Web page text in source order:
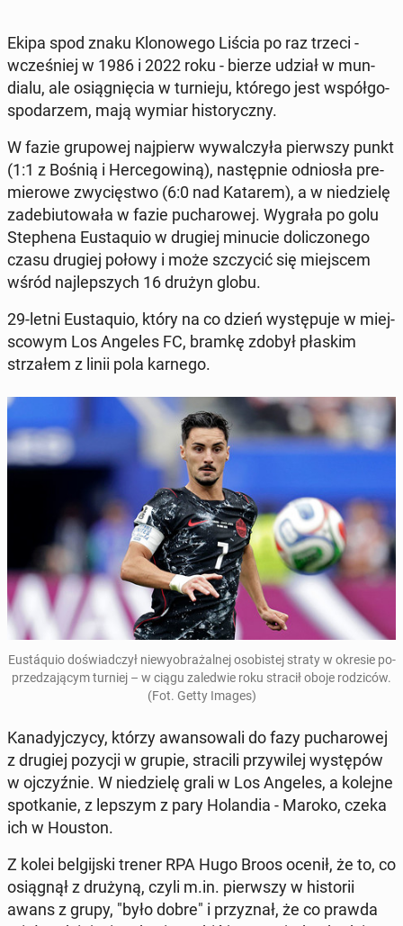
Ekipa spod znaku Klo­no­we­go Liścia po raz trzeci -
wcze­śniej w 1986 i 2022 roku - bierze udział w mun­
dia­lu, ale osią­gnię­cia w tur­nie­ju, którego jest współ­go­
spo­da­rzem, mają wymiar hi­sto­rycz­ny.
W fazie gru­po­wej naj­pierw wy­wal­czy­ła pierw­szy punkt
(1:1 z Bośnią i Her­ce­go­wi­ną), na­stęp­nie od­nio­sła pre­
mie­ro­we zwy­cię­stwo (6:0 nad Katarem), a w nie­dzie­lę
za­de­biu­to­wa­ła w fazie pu­cha­ro­wej. Wygrała po golu
Ste­phe­na Eu­sta­qu­io w drugiej minucie do­li­czo­ne­go
czasu drugiej połowy i może szczy­cić się miej­scem
wśród naj­lep­szych 16 drużyn globu.
29-letni Eu­sta­qu­io, który na co dzień wy­stę­pu­je w miej­
sco­wym Los Angeles FC, bramkę zdobył płaskim
strza­łem z linii pola karnego.
Eu­stáqu­io do­świad­czył nie­wy­obra­żal­nej oso­bi­stej straty w okresie po­
prze­dza­ją­cym turniej – w ciągu za­le­d­wie roku stracił oboje ro­dzi­ców.
(Fot. Getty Images)
Ka­na­dyj­czy­cy, którzy awan­so­wa­li do fazy pu­cha­ro­wej
z drugiej pozycji w grupie, stra­ci­li przy­wi­lej wy­stę­pów
w oj­czyź­nie. W nie­dzie­lę grali w Los Angeles, a kolejne
spo­tka­nie, z lepszym z pary Ho­lan­dia - Maroko, czeka
ich w Houston.
Z kolei bel­gij­ski trener RPA Hugo Broos ocenił, że to, co
osią­gnął z drużyną, czyli m.in. pierw­szy w hi­sto­rii
awans z grupy, "było dobre" i przy­znał, że co prawda